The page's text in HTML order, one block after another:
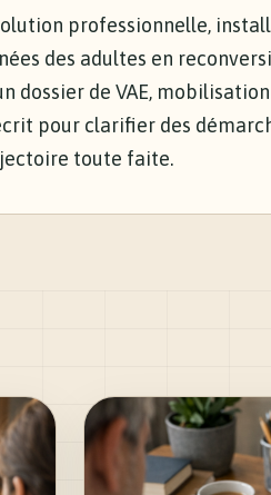
professionnelle,
des adultes en
dossier de VAE,
pour clarifier des
toute faite.